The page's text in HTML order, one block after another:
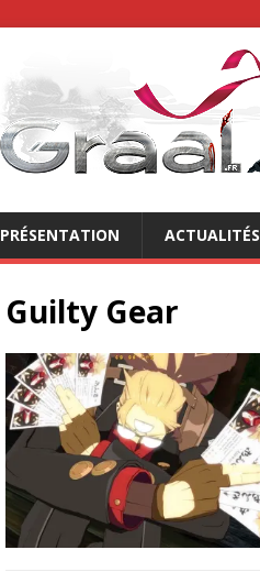
PRÉSENTATION ACTUALITÉS
Guilty Gear